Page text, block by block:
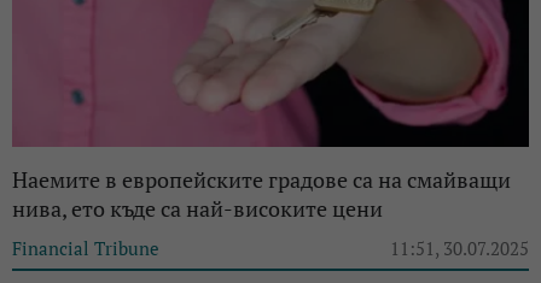
Наемите в европейските градове са на смайващи
нива, ето къде са най-високите цени
Financial Tribune 11:51, 30.07.2025